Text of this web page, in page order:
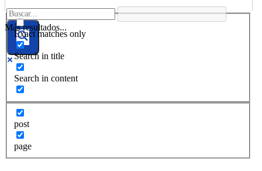
Más resultados...
Exact matches only
Search in title
Search in content
post
page